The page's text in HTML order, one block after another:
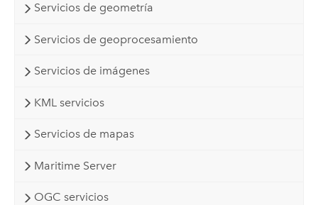
Servicios de geometría
Servicios de geoprocesamiento
Servicios de imágenes
KML servicios
Servicios de mapas
Maritime Server
OGC servicios